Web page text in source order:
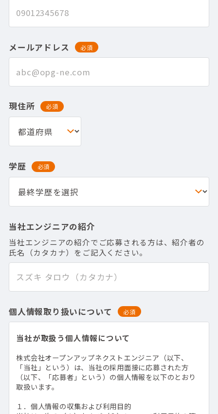
メールアドレス 必須
現住所 必須
学歴 必須
当社エンジニアの紹介
当社エンジニアの紹介でご応募される方は、紹介者の
氏名（カタカナ）をご記入ください。
個人情報取り扱いについて 必須
当社が取扱う個人情報について
株式会社オープンアップネクストエンジニア（以下、
「当社」という）は、当社の採用面接に応募された方
（以下、「応募者」という）の個人情報を以下のとおり
取扱います。
１．個人情報の収集および利用目的